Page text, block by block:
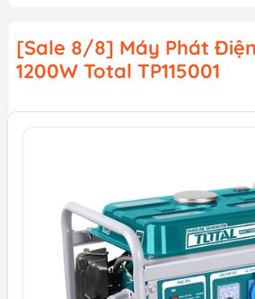
[Sale 8/8] Máy Phát
1200W Total TP115001